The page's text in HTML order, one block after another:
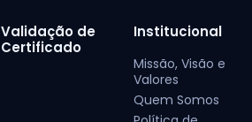
Validação de
Certificado
Institucional
Missão, Visão e
Valores
Quem Somos